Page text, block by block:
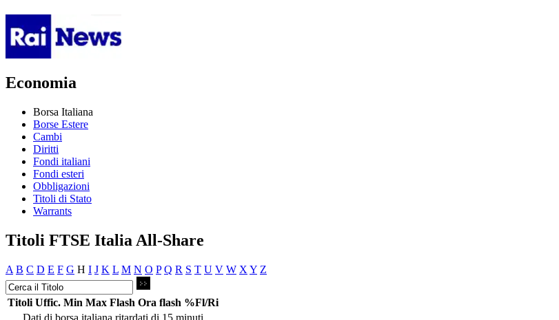
Economia
Borsa Italiana
Borse Estere
Cambi
Diritti
Fondi italiani
Fondi esteri
Obbligazioni
Titoli di Stato
Warrants
Titoli FTSE Italia All-Share
A B C D E F G H I J K L M N O P Q R S T U V W X Y Z
Titoli Uffic. Min Max Flash Ora flash %Fl/Ri
Dati di borsa italiana ritardati di 15 minuti